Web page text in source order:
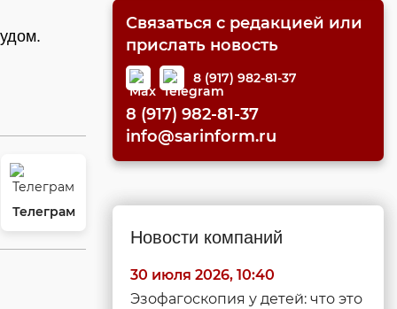
Телеграм
Связаться с редакцией или
прислать новость
8 (917) 982-81-37
8 (917) 982-81-37
info@sarinform.ru
Новости компаний
30 июля 2026, 10:40
Эзофагоскопия у детей: что это